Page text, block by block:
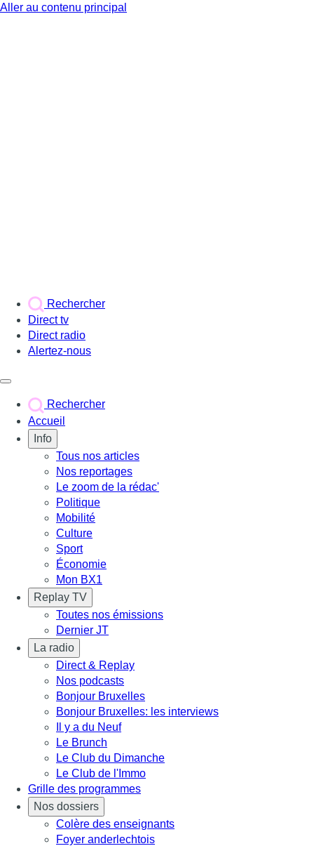
Aller au contenu principal
Rechercher
Direct tv
Direct radio
Alertez-nous
Rechercher
Accueil
Info
Tous nos articles
Nos reportages
Le zoom de la rédac'
Politique
Mobilité
Culture
Sport
Économie
Mon BX1
Replay TV
Toutes nos émissions
Dernier JT
La radio
Direct & Replay
Nos podcasts
Bonjour Bruxelles
Bonjour Bruxelles: les interviews
Il y a du Neuf
Le Brunch
Le Club du Dimanche
Le Club de l'Immo
Grille des programmes
Nos dossiers
Colère des enseignants
Foyer anderlechtois